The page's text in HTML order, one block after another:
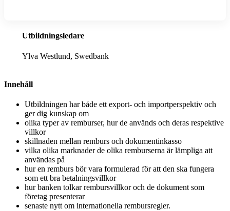
Utbildningsledare
Ylva Westlund, Swedbank
Innehåll
Utbildningen har både ett export- och importperspektiv och
ger dig kunskap om
olika typer av remburser, hur de används och deras respektive
villkor
skillnaden mellan remburs och dokumentinkasso
vilka olika marknader de olika remburserna är lämpliga att
användas på
hur en remburs bör vara formulerad för att den ska fungera
som ett bra betalningsvillkor
hur banken tolkar rembursvillkor och de dokument som
företag presenterar
senaste nytt om internationella rembursregler.